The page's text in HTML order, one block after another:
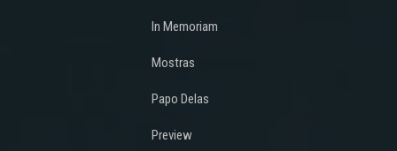
In Memoriam
Mostras
Papo Delas
Preview